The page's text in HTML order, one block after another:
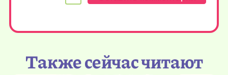
Также сейчас читают